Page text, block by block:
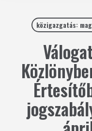
közigazgatás: